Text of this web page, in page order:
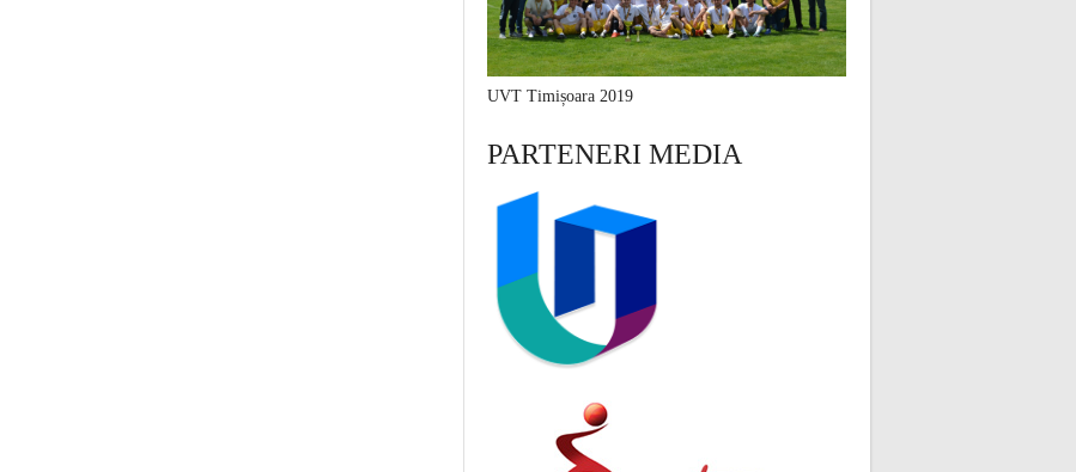
UVT Timișoara 2019
PARTENERI MEDIA